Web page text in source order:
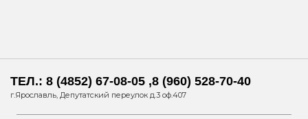
ТЕЛ.: 8 (4852) 67-08-05 ,8 (960) 528-70-40
г.Ярославль, Депутатский переулок д.3 оф.407